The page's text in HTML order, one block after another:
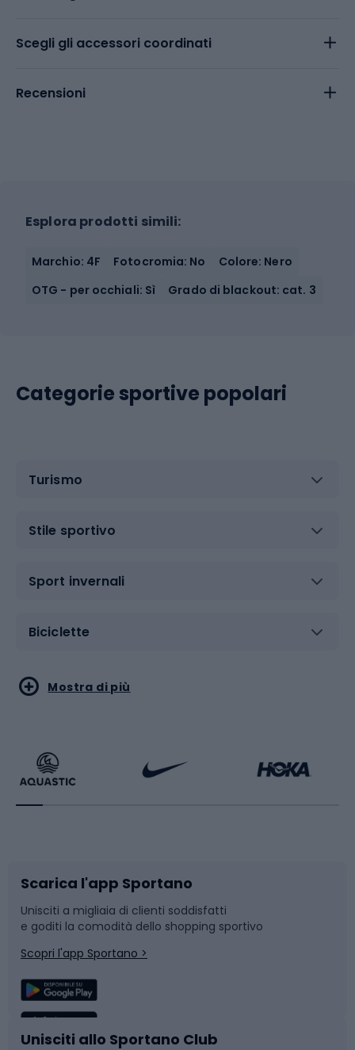
Scegli gli accessori coordinati
Recensioni
Esplora prodotti simili:
Marchio: 4F Fotocromia: No
Colore: Nero
OTG - per occhiali: Sì
Grado di blackout: cat. 3
Categorie sportive popolari
Turismo
Stile sportivo
Sport invernali
Biciclette
Sport acquatici
Bikepacking
Bushcraft
Corsa
Sport di squadra
Caschi da ciclismo
Sport di arti marziali
Sport con le racchette
Slitte e slittini
Snowboard
Camminata nordica
Nuoto
Mostra di più
Scarica l'app Sportano
Unisciti a migliaia di clienti soddisfatti
e goditi la comodità dello shopping sportivo
Scopri l'app Sportano >
Unisciti allo Sportano Club